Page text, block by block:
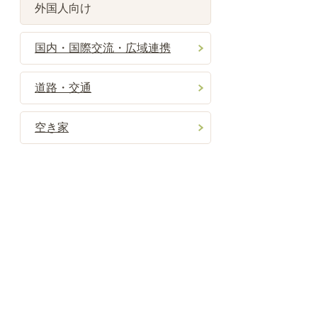
外国人向け
国内・国際交流・広域連携
道路・交通
空き家